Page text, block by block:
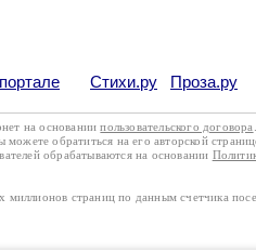
Стихи.ру Проза.ру
на основаниипользовательского договора
обратиться на его авторской
обрабатываются на основании
страниц по данным счетчика